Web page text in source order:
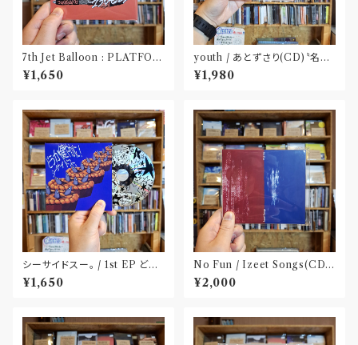
7th Jet Balloon : PLATFOR
M SPLIT EP(CD)〝長野〟×
〝大阪〟
¥1,650
youth / あとずさり(CD)〝名古
屋〟
¥1,980
シーサイドスー。 / 1st EP どう
か健やかに！(CD)〝静岡県三島
市〟
¥1,650
No Fun / Izeet Songs(CD)
〝京都〟
¥2,000